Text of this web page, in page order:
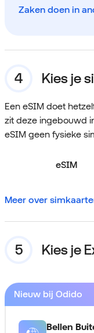
Zaken doen in
Kies je
Een eSIM doet
zit deze ingebouwd
eSIM geen fysieke
eSIM
Meer over
Kies je
Nieuw bij Odido
Bellen